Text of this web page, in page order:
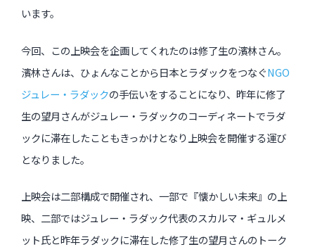
座談会
講座レポート
連載・コラム
近日開催のイベント・オープン講座・展覧会
イベント
オープン講座
います。
今回、この上映会を企画してくれたのは修了生の濱林さん。
濱林さんは、ひょんなことから日本とラダックをつなぐNGO
ジュレー・ラダックの手伝いをすることになり、昨年に修了
生の望月さんがジュレー・ラダックのコーディネートでラダ
ックに滞在したこともきっかけとなり上映会を開催する運び
となりました。
上映会は二部構成で開催され、一部で『懐かしい未来』の上
映、二部ではジュレー・ラダック代表のスカルマ・ギュルメ
ット氏と昨年ラダックに滞在した修了生の望月さんのトーク